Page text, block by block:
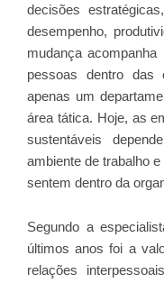
decisões
desempenho,
mudança
pessoas dentro
apenas um
área tática. Hoje, as
sustentáveis
ambiente de trabalho
sentem dentro da
Segundo a
últimos anos foi a
relações